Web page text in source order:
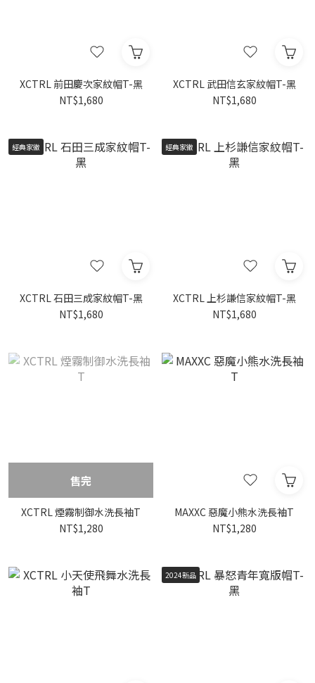
XCTRL 前田慶次家紋帽T-黑
NT$1,680
XCTRL 武田信玄家紋帽T-黑
NT$1,680
經典家徽
XCTRL 石田三成家紋帽T-黑
NT$1,680
經典家徽
XCTRL 上杉謙信家紋帽T-黑
NT$1,680
售完
XCTRL 煙霧制御水洗長袖T
NT$1,280
MAXXC 惡魔小熊水洗長袖T
NT$1,280
2024新品